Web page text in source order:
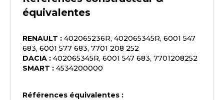
équivalentes
RENAULT : 402065236R, 402065345R, 6001 547
683, 6001 577 683, 7701 208 252
DACIA : 402065345R, 6001 547 683, 7701208252
SMART : 4534200000
Références équivalentes :